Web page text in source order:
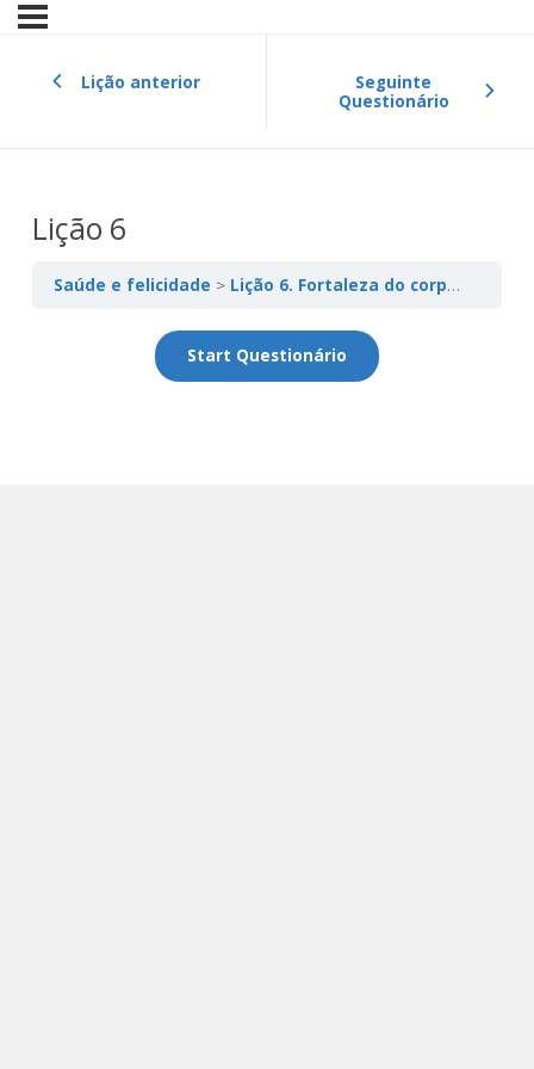
Lição anterior
Seguinte
Questionário
Lição 6
Saúde e felicidade Lição 6. Fortaleza do corpo e do espírito: Ser ativo e saudável.